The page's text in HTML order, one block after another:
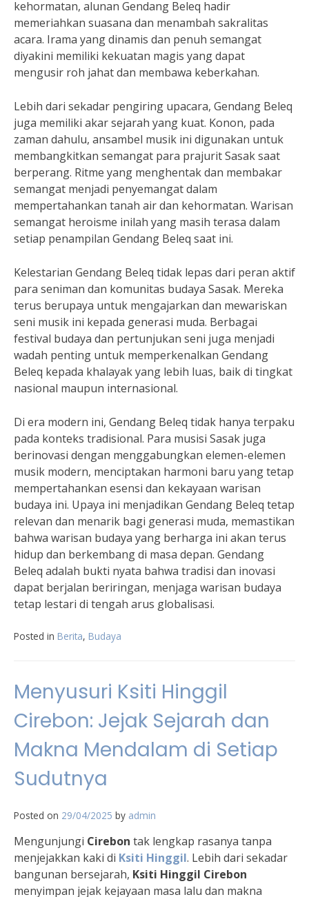
kehormatan, alunan Gendang Beleq hadir
memeriahkan suasana dan menambah sakralitas
acara. Irama yang dinamis dan penuh semangat
diyakini memiliki kekuatan magis yang dapat
mengusir roh jahat dan membawa keberkahan.
Lebih dari sekadar pengiring upacara, Gendang Beleq
juga memiliki akar sejarah yang kuat. Konon, pada
zaman dahulu, ansambel musik ini digunakan untuk
membangkitkan semangat para prajurit Sasak saat
berperang. Ritme yang menghentak dan membakar
semangat menjadi penyemangat dalam
mempertahankan tanah air dan kehormatan. Warisan
semangat heroisme inilah yang masih terasa dalam
setiap penampilan Gendang Beleq saat ini.
Kelestarian Gendang Beleq tidak lepas dari peran aktif
para seniman dan komunitas budaya Sasak. Mereka
terus berupaya untuk mengajarkan dan mewariskan
seni musik ini kepada generasi muda. Berbagai
festival budaya dan pertunjukan seni juga menjadi
wadah penting untuk memperkenalkan Gendang
Beleq kepada khalayak yang lebih luas, baik di tingkat
nasional maupun internasional.
Di era modern ini, Gendang Beleq tidak hanya terpaku
pada konteks tradisional. Para musisi Sasak juga
berinovasi dengan menggabungkan elemen-elemen
musik modern, menciptakan harmoni baru yang tetap
mempertahankan esensi dan kekayaan warisan
budaya ini. Upaya ini menjadikan Gendang Beleq tetap
relevan dan menarik bagi generasi muda, memastikan
bahwa warisan budaya yang berharga ini akan terus
hidup dan berkembang di masa depan. Gendang
Beleq adalah bukti nyata bahwa tradisi dan inovasi
dapat berjalan beriringan, menjaga warisan budaya
tetap lestari di tengah arus globalisasi.
Posted in Berita, Budaya
Menyusuri Ksiti Hinggil
Cirebon: Jejak Sejarah dan
Makna Mendalam di Setiap
Sudutnya
Posted on 29/04/2025 by admin
Mengunjungi Cirebon tak lengkap rasanya tanpa
menjejakkan kaki di Ksiti Hinggil. Lebih dari sekadar
bangunan bersejarah, Ksiti Hinggil Cirebon
menyimpan jejak kejayaan masa lalu dan makna